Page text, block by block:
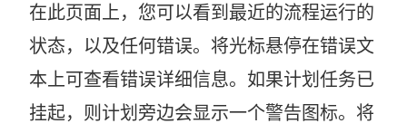
在此页面上，您可以看到最近的流程运行的
状态，以及任何错误。将光标悬停在错误文
本上可查看错误详细信息。如果计划任务已
挂起，则计划旁边会显示一个警告图标。将